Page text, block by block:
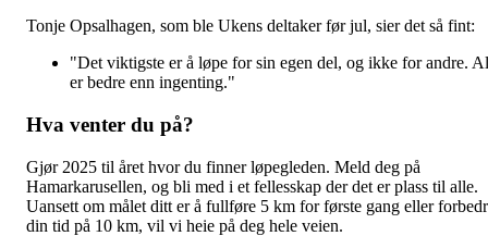
Tonje Opsalhagen, som ble Ukens deltaker før jul, sier det så fint:
"Det viktigste er å løpe for sin egen del, og ikke for andre.
er bedre enn ingenting."
Hva venter du på?
Gjør 2025 til året hvor du finner løpegleden. Meld deg på
Hamarkarusellen, og bli med i et fellesskap der det er plass til alle.
Uansett om målet ditt er å fullføre 5 km for første gang eller
din tid på 10 km, vil vi heie på deg hele veien.